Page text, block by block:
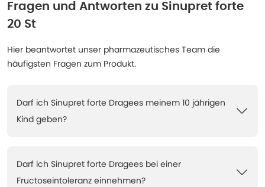
Fragen und Antworten zu Sinupret forte
20 St
Hier beantwortet unser pharmazeutisches Team die
häufigsten Fragen zum Produkt.
Darf ich Sinupret forte Dragees meinem 10 jährigen
Kind geben?
Darf ich Sinupret forte Dragees bei einer
Fructoseintoleranz einnehmen?